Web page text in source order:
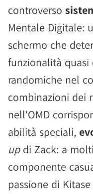
controverso
Mentale Digitale:
schermo che
funzionalità
randomiche nel
combinazioni dei
nell'OMD
abilità speciali,
updi Zack: a
componente
passione di